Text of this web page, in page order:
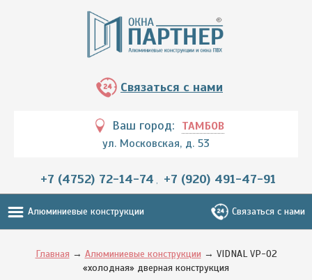
Связаться с нами
Ваш город: ТАМБОВ
ул. Московская, д. 53
+7 (4752) 72-14-74 , +7 (920) 491-47-91
Алюминиевые конструкции Связаться с нами
Главная → Алюминиевые конструкции → VIDNAL VP-02
«холодная» дверная конструкция